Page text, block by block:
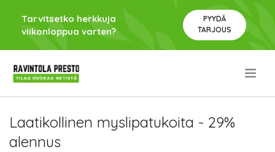
Tarvitsetko herkkuja
viikonloppua varten?
PYYDÄ
TARJOUS
Laatikollinen myslipatukoita - 29%
alennus